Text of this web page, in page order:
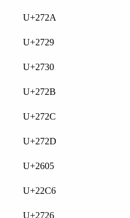
U+272A
U+2729
U+2730
U+272B
U+272C
U+272D
U+2605
U+22C6
U+2726